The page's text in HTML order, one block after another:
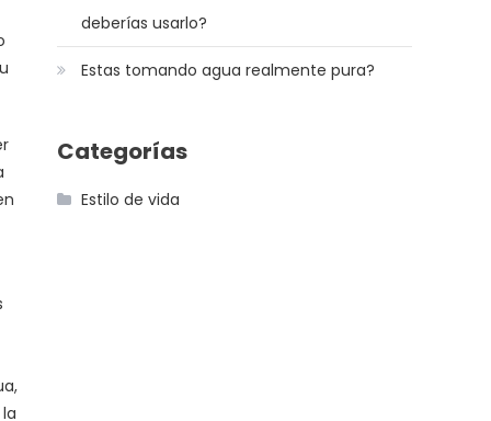
deberías usarlo?
Estas tomando agua realmente pura?
Categorías
Estilo de vida